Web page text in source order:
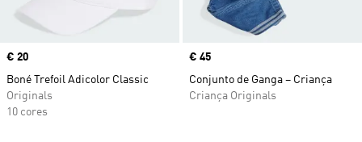
Price
€ 20
Boné Trefoil Adicolor Classic
Originals
10 cores
Price
€ 45
Conjunto de Ganga – Criança
Criança Originals